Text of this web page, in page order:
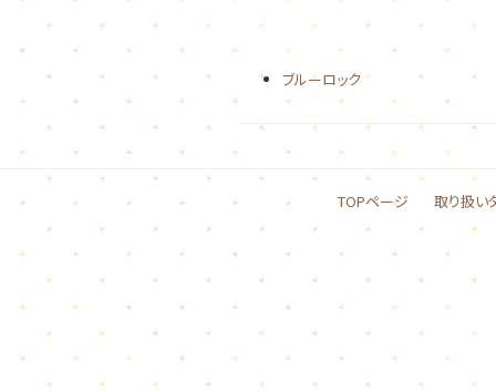
ブルーロック
TOPページ 取り扱い